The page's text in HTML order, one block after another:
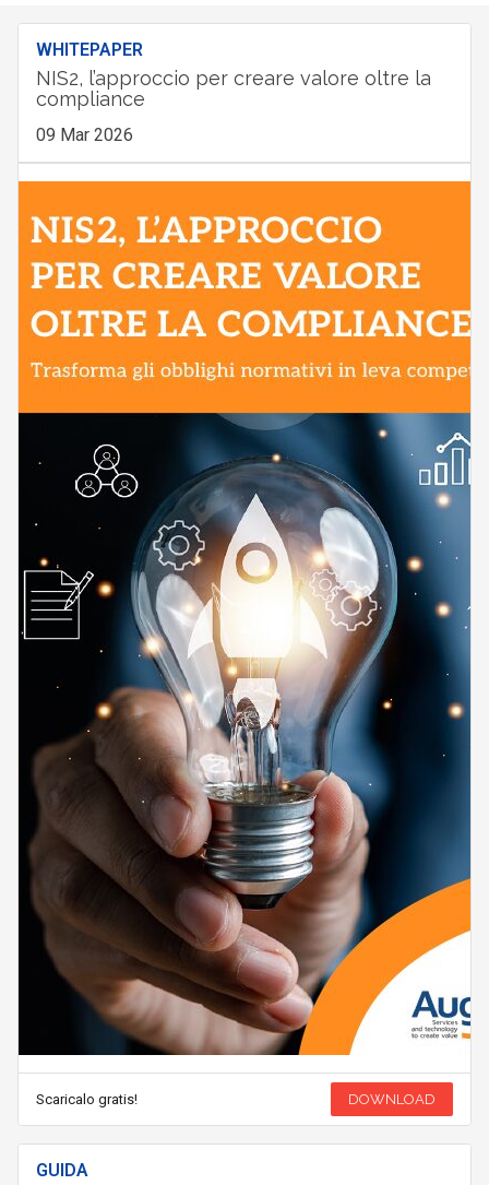
WHITEPAPER
NIS2, l’approccio per creare valore oltre la
compliance
09 Mar 2026
Scaricalo gratis! DOWNLOAD
GUIDA